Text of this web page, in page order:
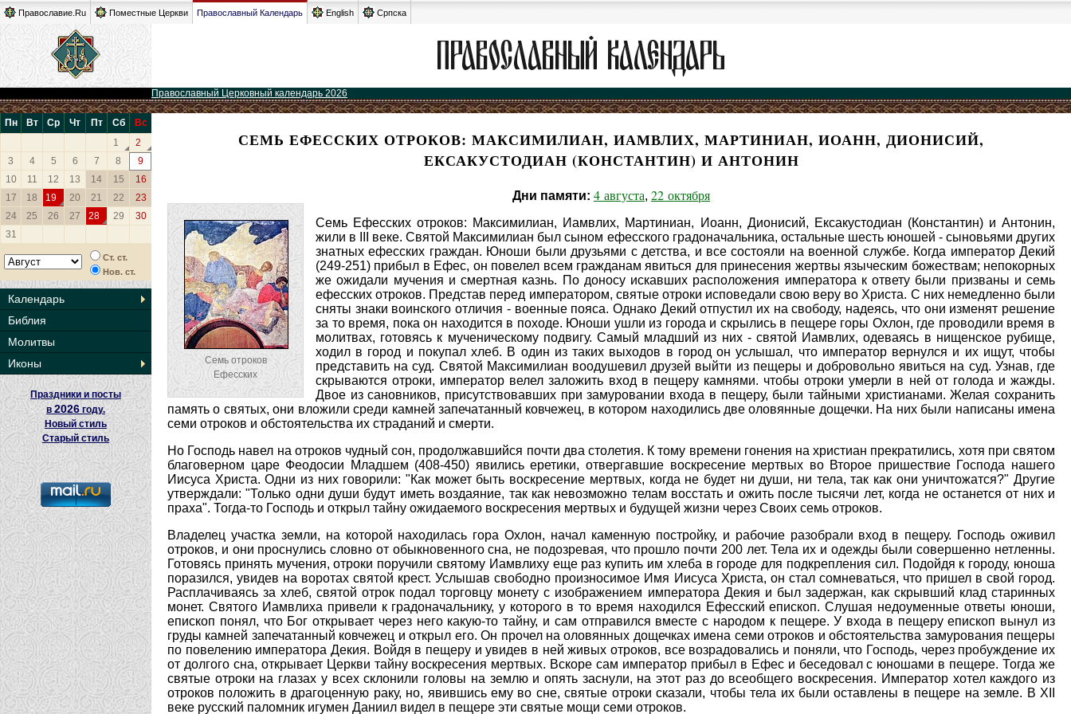
Православие.Ru Поместные Церкви Православный Календарь English Српска
Православный Церковный календарь 2026
Пн Вт Ср Чт Пт Сб
Вс
1
2
3
4 5 6 7 8
9
10
11 12 13 14 15
16
17
18 19 20 21 22
23
24
25 26 27 28 29
30
31
Ст. ст.
Нов. ст.
Календарь
Библия
Молитвы
Иконы
Праздники и посты
в 2026 году.
Новый стиль
Старый стиль
СЕМЬ ЕФЕССКИХ ОТРОКОВ: МАКСИМИЛИАН, ИАМВЛИХ, МАРТИНИАН, ИОАНН, ДИОНИСИЙ,
ЕКСАКУСТОДИАН (КОНСТАНТИН) И АНТОНИН
Дни памяти: 4 августа, 22 октября
Семь отроков
Ефесских
Семь Ефесских отроков: Максимилиан, Иамвлих, Мартиниан, Иоанн, Дионисий, Ексакустодиан (Константин) и Антонин,
жили в III веке. Святой Максимилиан был сыном ефесского градоначальника, остальные шесть юношей - сыновьями других
знатных ефесских граждан. Юноши были друзьями с детства, и все состояли на военной службе. Когда император Декий
(249-251) прибыл в Ефес, он повелел всем гражданам явиться для принесения жертвы языческим божествам; непокорных
же ожидали мучения и смертная казнь. По доносу искавших расположения императора к ответу были призваны и семь
ефесских отроков. Представ перед императором, святые отроки исповедали свою веру во Христа. С них немедленно были
сняты знаки воинского отличия - военные пояса. Однако Декий отпустил их на свободу, надеясь, что они изменят решение
за то время, пока он находится в походе. Юноши ушли из города и скрылись в пещере горы Охлон, где проводили время в
молитвах, готовясь к мученическому подвигу. Самый младший из них - святой Иамвлих, одеваясь в нищенское рубище,
ходил в город и покупал хлеб. В один из таких выходов в город он услышал, что император вернулся и их ищут, чтобы
представить на суд. Святой Максимилиан воодушевил друзей выйти из пещеры и добровольно явиться на суд. Узнав, где
скрываются отроки, император велел заложить вход в пещеру камнями. чтобы отроки умерли в ней от голода и жажды.
Двое из сановников, присутствовавших при замуровании входа в пещеру, были тайными христианами. Желая сохранить
память о святых, они вложили среди камней запечатанный ковчежец, в котором находились две оловянные дощечки. На них были написаны имена
семи отроков и обстоятельства их страданий и смерти.
Но Господь навел на отроков чудный сон, продолжавшийся почти два столетия. К тому времени гонения на христиан прекратились, хотя при святом
благоверном царе Феодосии Младшем (408-450) явились еретики, отвергавшие воскресение мертвых во Второе пришествие Господа нашего
Иисуса Христа. Одни из них говорили: "Как может быть воскресение мертвых, когда не будет ни души, ни тела, так как они уничтожатся?" Другие
утверждали: "Только одни души будут иметь воздаяние, так как невозможно телам восстать и ожить после тысячи лет, когда не останется от них и
праха". Тогда-то Господь и открыл тайну ожидаемого воскресения мертвых и будущей жизни через Своих семь отроков.
Владелец участка земли, на которой находилась гора Охлон, начал каменную постройку, и рабочие разобрали вход в пещеру. Господь оживил
отроков, и они проснулись словно от обыкновенного сна, не подозревая, что прошло почти 200 лет. Тела их и одежды были совершенно нетленны.
Готовясь принять мучения, отроки поручили святому Иамвлиху еще раз купить им хлеба в городе для подкрепления сил. Подойдя к городу, юноша
поразился, увидев на воротах святой крест. Услышав свободно произносимое Имя Иисуса Христа, он стал сомневаться, что пришел в свой город.
Расплачиваясь за хлеб, святой отрок подал торговцу монету с изображением императора Декия и был задержан, как скрывший клад старинных
монет. Святого Иамвлиха привели к градоначальнику, у которого в то время находился Ефесский епископ. Слушая недоуменные ответы юноши,
епископ понял, что Бог открывает через него какую-то тайну, и сам отправился вместе с народом к пещере. У входа в пещеру епископ вынул из
груды камней запечатанный ковчежец и открыл его. Он прочел на оловянных дощечках имена семи отроков и обстоятельства замурования пещеры
по повелению императора Декия. Войдя в пещеру и увидев в ней живых отроков, все возрадовались и поняли, что Господь, через пробуждение их
от долгого сна, открывает Церкви тайну воскресения мертвых. Вскоре сам император прибыл в Ефес и беседовал с юношами в пещере. Тогда же
святые отроки на глазах у всех склонили головы на землю и опять заснули, на этот раз до всеобщего воскресения. Император хотел каждого из
отроков положить в драгоценную раку, но, явившись ему во сне, святые отроки сказали, чтобы тела их были оставлены в пещере на земле. В ХII
веке русский паломник игумен Даниил видел в пещере эти святые мощи семи отроков.